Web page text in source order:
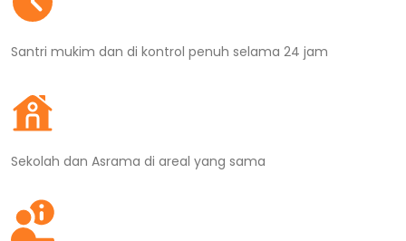
Santri mukim dan di kontrol penuh selama 24 jam
Sekolah dan Asrama di areal yang sama